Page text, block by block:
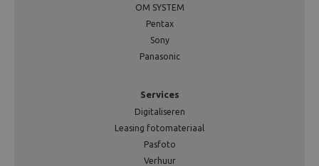
OM SYSTEM
Pentax
Sony
Panasonic
Services
Digitaliseren
Leasing fotomateriaal
Pasfoto
Verhuur